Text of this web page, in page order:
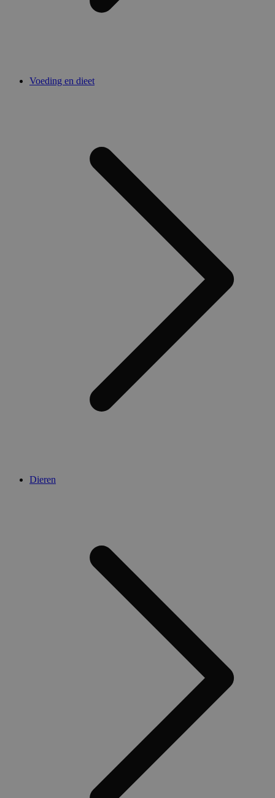
Voeding en dieet
Dieren